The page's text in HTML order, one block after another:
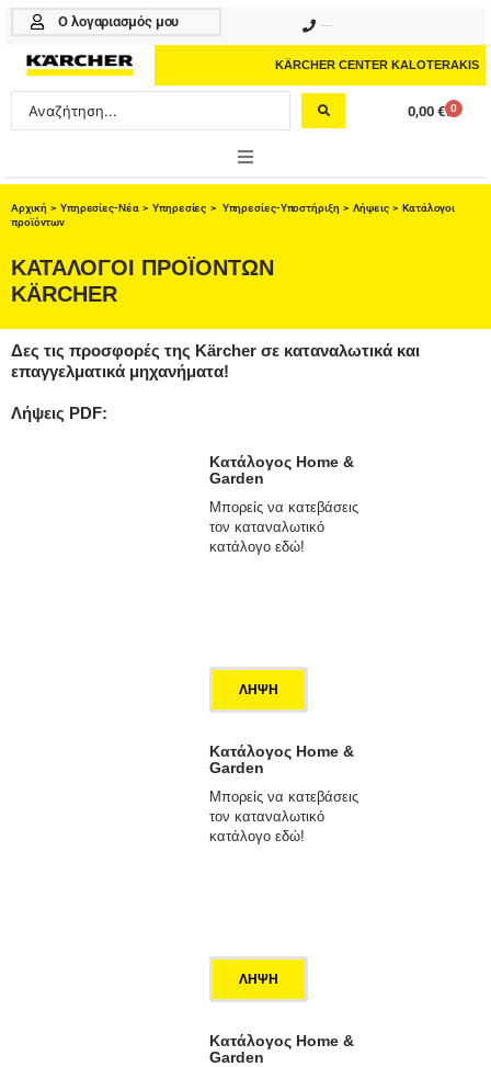
Μετάβαση
περιεχόμενο
Ο λογαριασμός μου
KÄRCHER CENTER KALOTERAKIS
Search
...
0,00 € 0
Cart
PROFESSIONAL
ΑΞΕΣΟΥΑΡ
Αρχική > Υπηρεσίες-Νέα >Υπηρεσίες > Υπηρεσίες-Υποστήριξη >Λήψεις> Κατάλογοι
προϊόντων
ΚΑΤΑΛΟΓΟΙ ΠΡΟΪΟΝΤΩΝ
KÄRCHER
Δες τις προσφορές της Kärcher σε καταναλωτικά και
επαγγελματικά μηχανήματα!
Λήψεις PDF:
Κατάλογος Home &
Garden
Μπορείς να κατεβάσεις
τον καταναλωτικό
κατάλογο εδώ!
ΛΗΨΗ
Κατάλογος Home &
Garden
Μπορείς να κατεβάσεις
τον καταναλωτικό
κατάλογο εδώ!
ΛΗΨΗ
Κατάλογος Home &
Garden